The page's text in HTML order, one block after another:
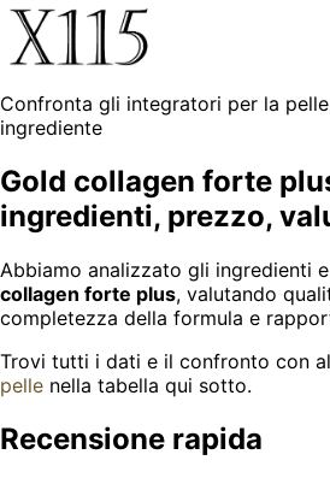
Confronta gli integratori per la
ingrediente
Gold collagen forte
ingredienti, prezzo,
Abbiamo analizzato gli ingredienti
collagen forte plus, valutando
completezza della formula e
Trovi tutti i dati e il confronto con
pelle nella tabella qui sotto.
Recensione rapida